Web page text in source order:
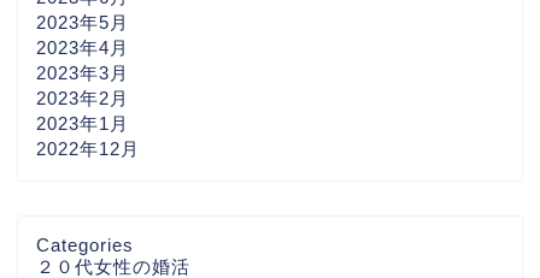
2023年5月
2023年4月
2023年3月
2023年2月
2023年1月
2022年12月
Categories
２０代女性の婚活